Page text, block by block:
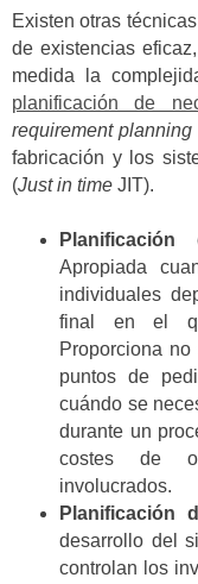
Existen otras
de existencias
medida la
planificación de
requirement planning
fabricación y los
(Just in time JIT).
Apropiada
individuales
final en el
Proporciona
puntos de
cuándo se
durante un
costes de
involucrados.
Planificación
desarrollo del
controlan los